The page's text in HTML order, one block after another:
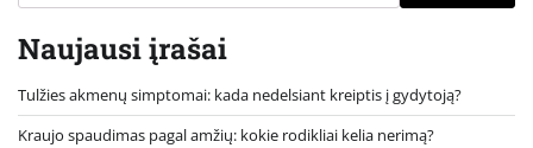
Naujausi įrašai
Tulžies akmenų simptomai: kada nedelsiant kreiptis į gydytoją?
Kraujo spaudimas pagal amžių: kokie rodikliai kelia nerimą?